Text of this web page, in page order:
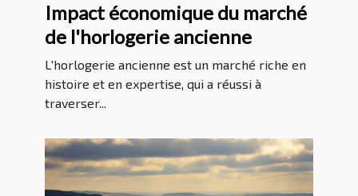
Impact économique du marché
de l'horlogerie ancienne
L'horlogerie ancienne est un marché riche en
histoire et en expertise, qui a réussi à
traverser...